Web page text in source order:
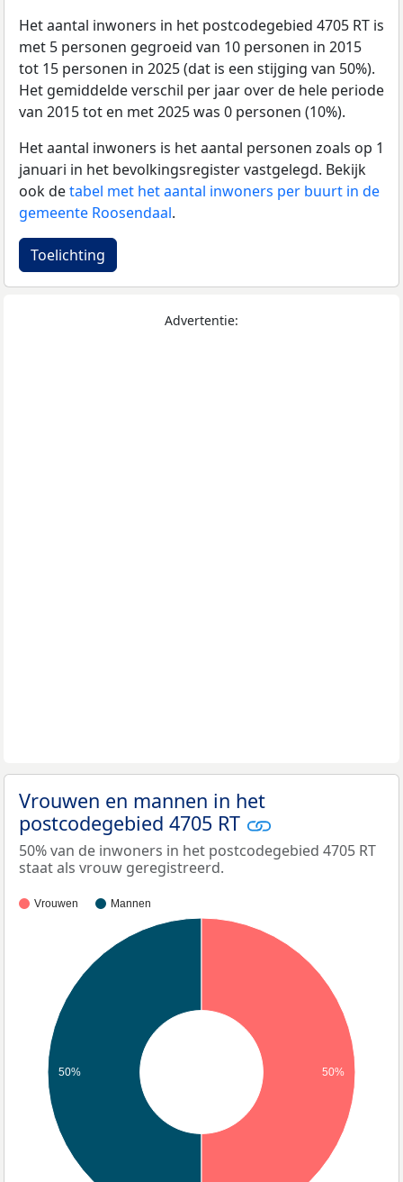
Het aantal inwoners in het postcodegebied 4705 RT is
met 5 personen gegroeid van 10 personen in 2015
tot 15 personen in 2025 (dat is een stijging van 50%).
Het gemiddelde verschil per jaar over de hele periode
van 2015 tot en met 2025 was 0 personen (10%).
Het aantal inwoners is het aantal personen zoals op 1
januari in het bevolkingsregister vastgelegd. Bekijk
ook detabel met het aantal inwoners per buurt in de
gemeente Roosendaal.
Toelichting
Advertentie:
Vrouwen en mannen in het
postcodegebied 4705 RT
50% van de inwoners in het postcodegebied 4705 RT
staat als vrouw geregistreerd.
Vrouwen Mannen
50% 50%